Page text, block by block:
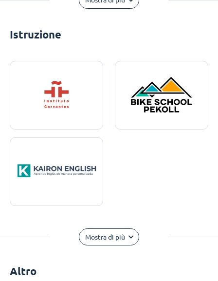
Istruzione
Mostra di più
Altro